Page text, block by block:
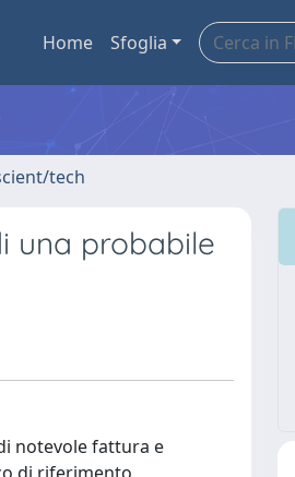
Home Sfoglia
tech
una probabile
notevole fattura e